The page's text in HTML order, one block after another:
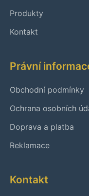
Produkty
Kontakt
Právní
Obchodní podmínky
Ochrana osobních
Doprava a platba
Reklamace
Kontakt